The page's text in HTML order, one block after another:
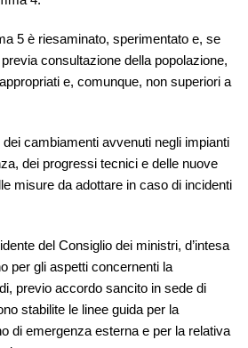
5 è riesaminato, sperimentato e, se
consultazione della popolazione,
e, comunque, non superiori a
cambiamenti avvenuti negli impianti
dei progressi tecnici e delle nuove
misure da adottare in caso di incidenti
del Consiglio dei ministri, d’intesa
per gli aspetti concernenti la
previo accordo sancito in sede di
stabilite le linee guida per la
di emergenza esterna e per la relativa